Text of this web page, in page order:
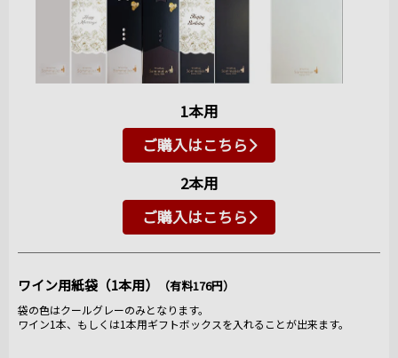
1本用
ご購入はこちら
2本用
ご購入はこちら
ワイン用紙袋（1本用） （有料176円）
袋の色はクールグレーのみとなります。
ワイン1本、もしくは1本用ギフトボックスを入れることが出来ます。